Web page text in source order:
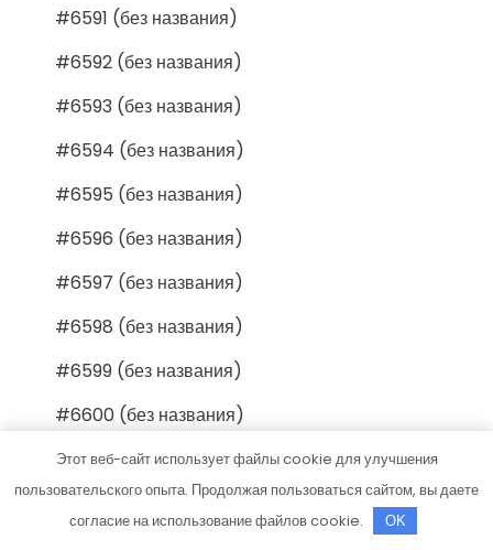
#6591 (без названия)
#6592 (без названия)
#6593 (без названия)
#6594 (без названия)
#6595 (без названия)
#6596 (без названия)
#6597 (без названия)
#6598 (без названия)
#6599 (без названия)
#6600 (без названия)
#6601 (без названия)
#6602 (без названия)
Этот веб-сайт использует файлы cookie для улучшения
пользовательского опыта. Продолжая пользоваться сайтом, вы даете
согласие на использование файлов cookie.
OK